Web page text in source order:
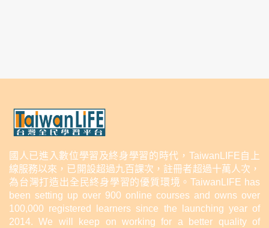
國人已進入數位學習及終身學習的時代，TaiwanLIFE自上
線服務以來，已開設超過九百課次，註冊者超過十萬人次，
為台灣打造出全民終身學習的優質環境。TaiwanLIFE has
been setting up over 900 online courses and owns over
100,000 registered learners since the launching year of
2014. We will keep on working for a better quality of